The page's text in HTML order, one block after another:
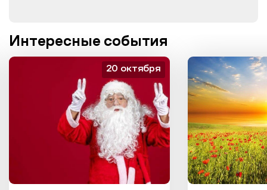
Интересные события
20 октября